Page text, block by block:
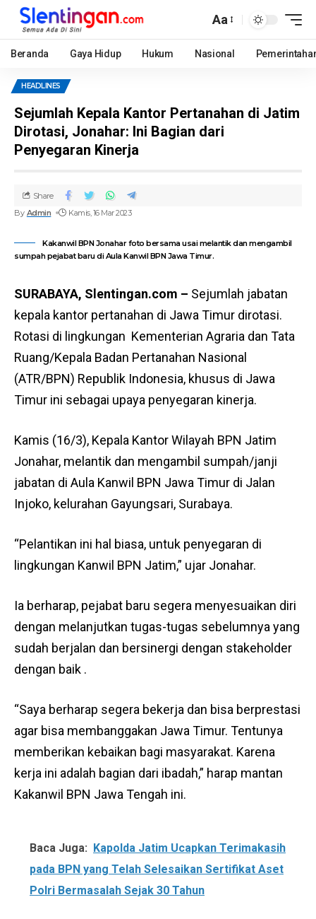
Aa
Beranda Gaya Hidup Hukum Nasional
HEADLINES
Sejumlah Kepala Kantor Pertanahan di Jatim
Dirotasi, Jonahar: Ini Bagian dari
Penyegaran Kinerja
By Admin Kamis, 16 Mar 2023
Share
Kakanwil BPN Jonahar foto bersama usai melantik dan mengambil
sumpah pejabat baru di Aula Kanwil BPN Jawa Timur.
SURABAYA, Slentingan.com – Sejumlah jabatan
kepala kantor pertanahan di Jawa Timur dirotasi.
Rotasi di lingkungan Kementerian Agraria dan Tata
Ruang/Kepala Badan Pertanahan Nasional
(ATR/BPN) Republik Indonesia, khusus di Jawa
Timur ini sebagai upaya penyegaran kinerja.
Kamis (16/3), Kepala Kantor Wilayah BPN Jatim
Jonahar, melantik dan mengambil sumpah/janji
jabatan di Aula Kanwil BPN Jawa Timur di Jalan
Injoko, kelurahan Gayungsari, Surabaya.
“Pelantikan ini hal biasa, untuk penyegaran di
lingkungan Kanwil BPN Jatim,” ujar Jonahar.
Ia berharap, pejabat baru segera menyesuaikan diri
dengan melanjutkan tugas-tugas sebelumnya yang
sudah berjalan dan bersinergi dengan stakeholder
dengan baik .
“Saya berharap segera bekerja dan bisa berprestasi
agar bisa membanggakan Jawa Timur. Tentunya
memberikan kebaikan bagi masyarakat. Karena
kerja ini adalah bagian dari ibadah,” harap mantan
Kakanwil BPN Jawa Tengah ini.
Baca Juga: Kapolda Jatim Ucapkan Terimakasih
pada BPN yang Telah Selesaikan Sertifikat Aset
Polri Bermasalah Sejak 30 Tahun